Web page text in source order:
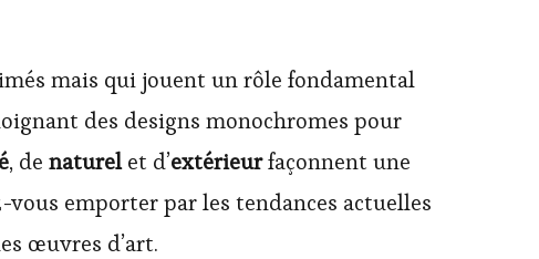
mais qui jouent un rôle fondamental
des designs monochromes pour
, de naturelet d’extérieurfaçonnent une
emporter par les tendances actuelles
œuvres d’art.